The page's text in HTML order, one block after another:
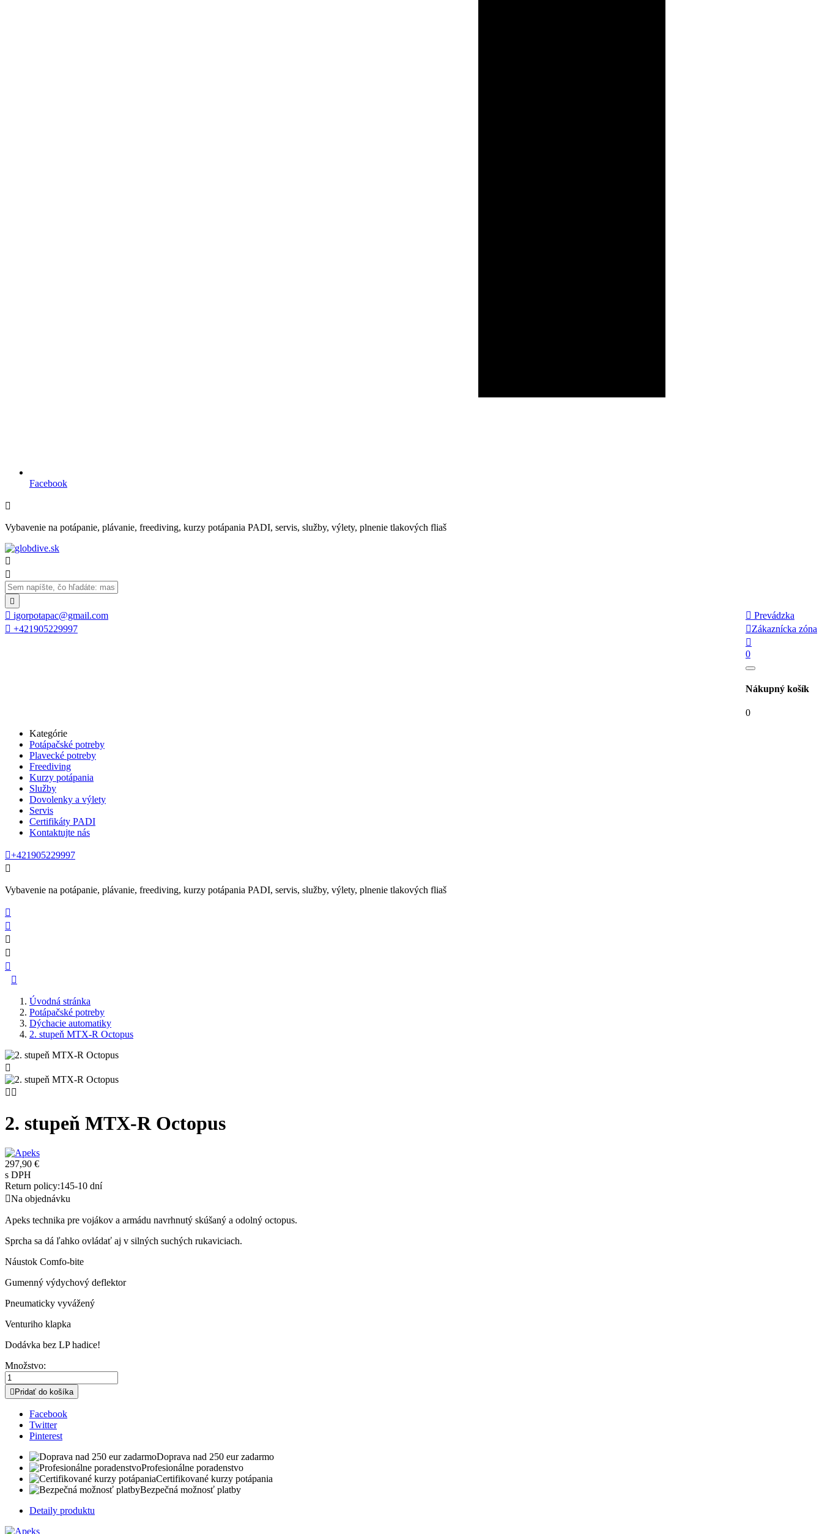
Facebook

Vybavenie na potápanie, plávanie, freediving, kurzy potápania PADI, servis, služby, výlety, plnenie tlakových fliaš



 igorpotapac@gmail.com
 +421905229997
 Prevádzka
Zákaznícka zóna

0
Nákupný košík
0
Kategórie
Potápačské potreby
Plavecké potreby
Freediving
Kurzy potápania
Služby
Dovolenky a výlety
Servis
Certifikáty PADI
Kontaktujte nás
+421905229997

Vybavenie na potápanie, plávanie, freediving, kurzy potápania PADI, servis, služby, výlety, plnenie tlakových fliaš






Úvodná stránka
Potápačské potreby
Dýchacie automatiky
2. stupeň MTX-R Octopus

 
2. stupeň MTX-R Octopus
297,90 €
s DPH
Return policy:145-10 dní
Na objednávku
Apeks technika pre vojákov a armádu navrhnutý skúšaný a odolný octopus.
Sprcha sa dá ľahko ovládať aj v silných suchých rukaviciach.
Náustok Comfo-bite
Gumenný výdychový deflektor
Pneumaticky vyvážený
Venturiho klapka
Dodávka bez LP hadice!
Množstvo:
 Pridať do košíka
Facebook
Twitter
Pinterest
Doprava nad 250 eur zadarmo
Profesionálne poradenstvo
Certifikované kurzy potápania
Bezpečná možnosť platby
Detaily produktu